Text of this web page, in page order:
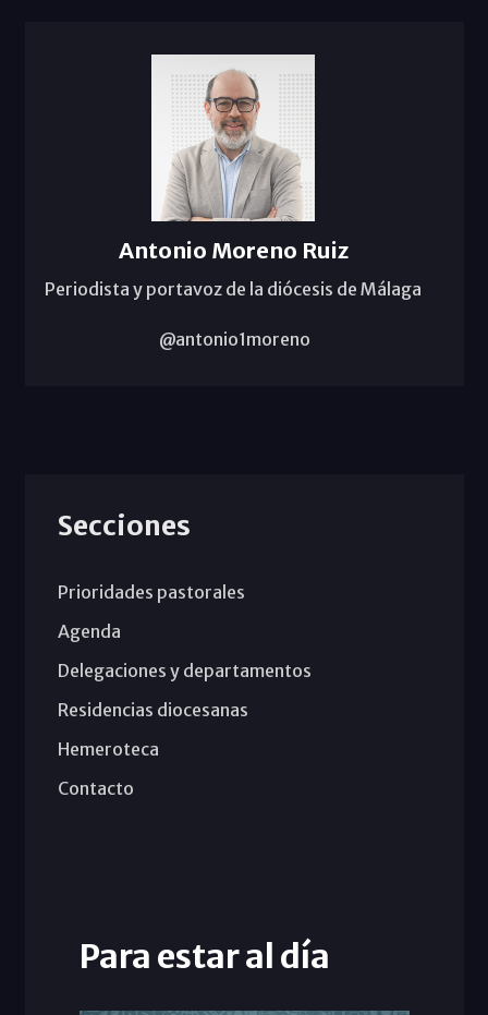
Antonio Moreno Ruiz
Periodista y portavoz de la diócesis de Málaga
@antonio1moreno
Secciones
Prioridades pastorales
Agenda
Delegaciones y departamentos
Residencias diocesanas
Hemeroteca
Contacto
Para estar al día